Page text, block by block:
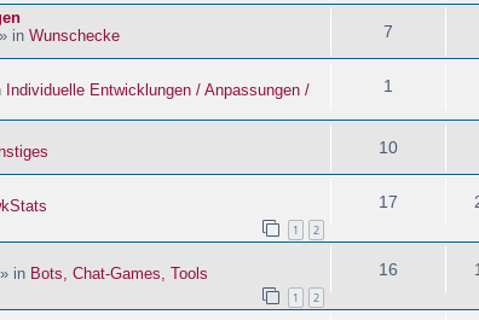
in Wunschecke 7
Individuelle Entwicklungen / Anpassungen /
1
10
1 2
17
in Bots, Chat-Games, Tools
1 2
16